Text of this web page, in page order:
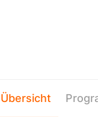
Übersicht